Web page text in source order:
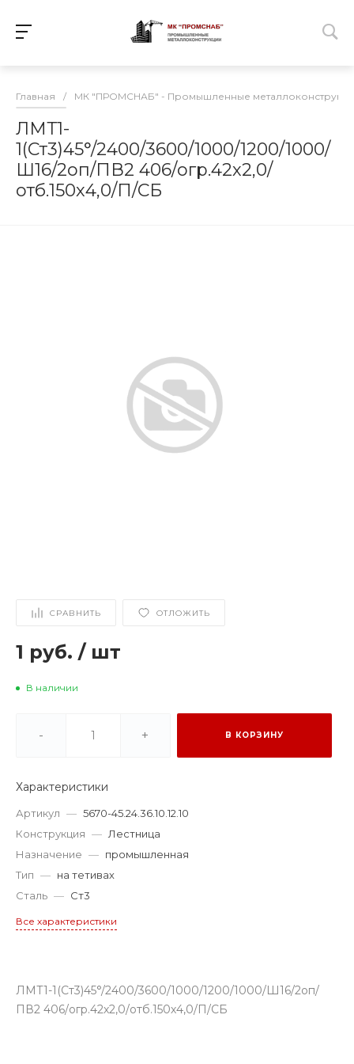
Главная / МК "ПРОМСНАБ" - Промышленные
ЛМТ1-
1(Ст3)45°/2400/3600/1000/1200/1000/
Ш16/2оп/ПВ2 406/огр.42х2,0/
отб.150х4,0/П/СБ
СРАВНИТЬ ОТЛОЖИТЬ
1 руб. / шт
В наличии
- + В КОРЗИНУ
Характеристики
Артикул — 5670-45.24.36.10.12.10
Конструкция — Лестница
Назначение — промышленная
Тип — на тетивах
Сталь — Ст3
Все характеристики
ЛМТ1-1(Ст3)45°/2400/3600/1000/1200/1000/Ш16/2оп/
ПВ2 406/огр.42х2,0/отб.150х4,0/П/СБ